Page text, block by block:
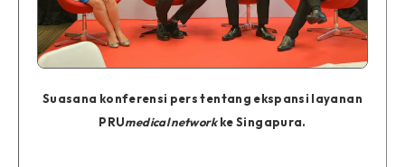
Suasana konferensi pers tentang ekspansi layanan
PRUmedical networkke Singapura.